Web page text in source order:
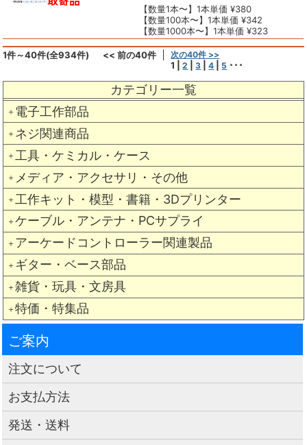
カテゴリー一覧
＋ 電子工作部品
＋ ネジ関連商品
＋ 工具・ケミカル・ケース
＋ メディア・アクセサリ・その他
＋ 工作キット・模型・書籍・3Dプリンター
＋ ケーブル・アンテナ・PCサプライ
＋ アーケードコントローラー関連製品
＋ ギター・ベース部品
＋ 雑貨・玩具・文房具
＋ 特価・特集品
【数量1本〜】1本単価 ¥380
【数量100本〜】1本単価 ¥342
【数量1000本〜】1本単価 ¥323
1件～40件(全934件) << 前の40件 次の40件 >>
1 |2 |3 |4 5 ･･･
ご案内
注文について
お支払方法
発送・送料